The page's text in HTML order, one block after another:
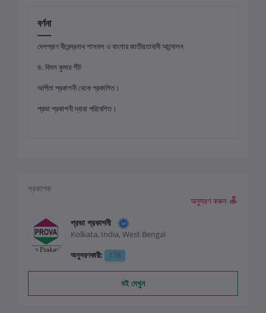
বর্ণনা
দেশপ্রাণ বীরেন্দ্রনাথ শাসমল ও বাংলার জাতীয়তাবাদী আন্দোলন
ড. বিমল কুমার শীট
অর্পিতা প্রকাশনী থেকে প্রকাশিত।
প্রভা প্রকাশনী দ্বারা পরিবেশিত।
প্রকাশক
অনুসরণ করুন
প্রভা প্রকাশনী
Kolkata, India, West Bengal
অনুসরণকারী:
178
বই দেখুন